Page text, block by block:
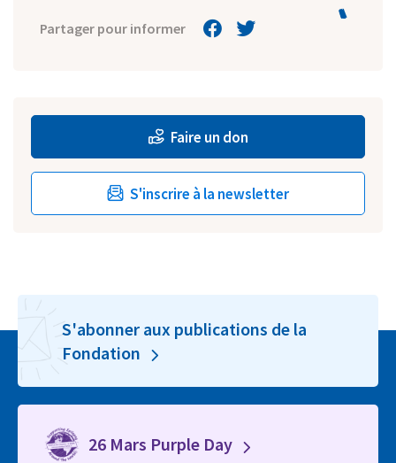
Partager pour informer
Faire un don
S'inscrire à la newsletter
S'abonner aux publications de la
Fondation
26 Mars Purple Day